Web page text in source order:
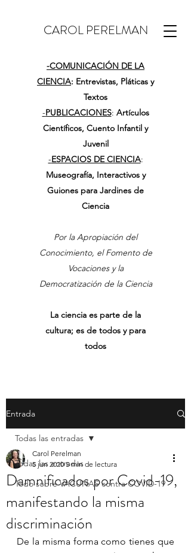
CAROL PERELMAN
-COMUNICACIÓN DE LA
CIENCIA: Entrevistas, Pláticas y
Textos
-PUBLICACIONES: Artículos
Científicos, Cuento Infantil y
Juvenil
-ESPACIOS DE CIENCIA:
Museografía, Interactivos y
Guiones para Jardines de
Ciencia
Por la Apropiación del
Conocimiento, el Fomento de
Vocaciones y la
Democratización de la Ciencia
La ciencia es parte de la
cultura; es de todos y para
todos
Entrada
Todas las entradas
Todo sobre VACUNAS contra COVID-19
Todas las entradas
Damnificados por Covid-19,
manifestando la misma
discriminación
Carol Perelman
5 jun 2020 5 min de lectura
De la misma forma como tienes que